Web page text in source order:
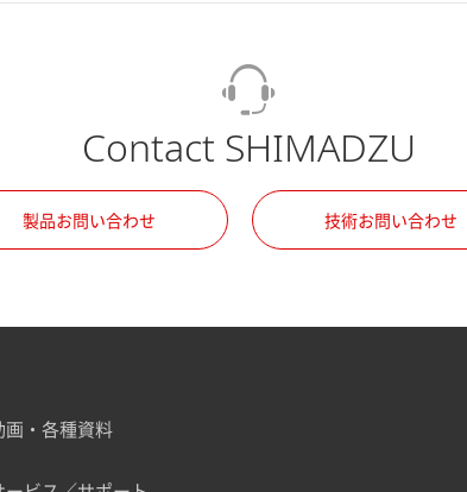
Contact SHIMADZU
製品お問い合わせ 技術お問い合わせ
画・各種資料